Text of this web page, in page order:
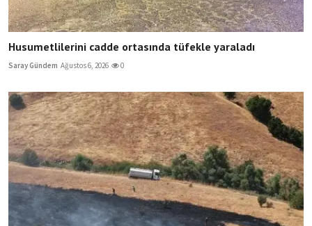
Husumetlilerini cadde ortasında tüfekle yaraladı
Saray Gündem Ağustos 6, 2026 0